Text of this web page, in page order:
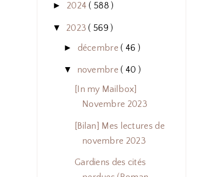
► 2024( 588 )
▼ 2023( 569 )
► décembre( 46 )
▼ novembre( 40 )
[In my Mailbox]
Novembre 2023
[Bilan] Mes lectures de
novembre 2023
Gardiens des cités